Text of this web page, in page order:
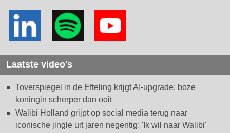
Laatste video's
Toverspiegel in de Efteling krijgt AI-upgrade: boze
koningin scherper dan ooit
Walibi Holland grijpt op social media terug naar
iconische jingle uit jaren negentig: 'Ik wil naar Walibi'